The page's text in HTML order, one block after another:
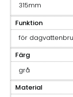
315mm
Funktion
för
Färg
grå
Material